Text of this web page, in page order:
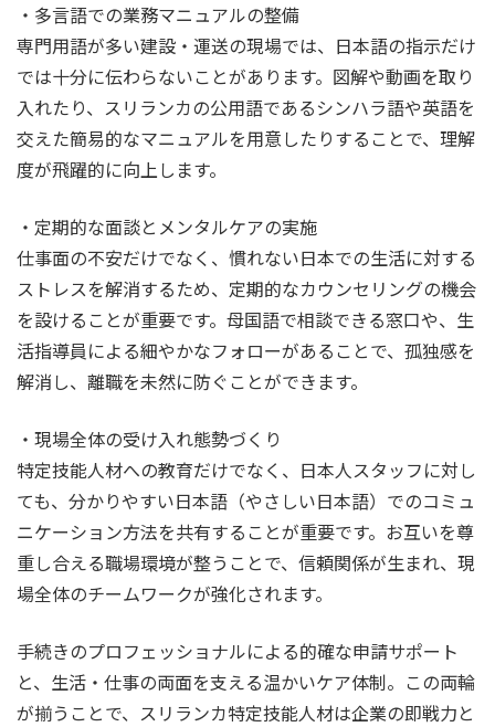
・多言語での業務マニュアルの整備
専門用語が多い建設・運送の現場では、日本語の指示だけ
では十分に伝わらないことがあります。図解や動画を取り
入れたり、スリランカの公用語であるシンハラ語や英語を
交えた簡易的なマニュアルを用意したりすることで、理解
度が飛躍的に向上します。
・定期的な面談とメンタルケアの実施
仕事面の不安だけでなく、慣れない日本での生活に対する
ストレスを解消するため、定期的なカウンセリングの機会
を設けることが重要です。母国語で相談できる窓口や、生
活指導員による細やかなフォローがあることで、孤独感を
解消し、離職を未然に防ぐことができます。
・現場全体の受け入れ態勢づくり
特定技能人材への教育だけでなく、日本人スタッフに対し
ても、分かりやすい日本語（やさしい日本語）でのコミュ
ニケーション方法を共有することが重要です。お互いを尊
重し合える職場環境が整うことで、信頼関係が生まれ、現
場全体のチームワークが強化されます。
手続きのプロフェッショナルによる的確な申請サポート
と、生活・仕事の両面を支える温かいケア体制。この両輪
が揃うことで、スリランカ特定技能人材は企業の即戦力と